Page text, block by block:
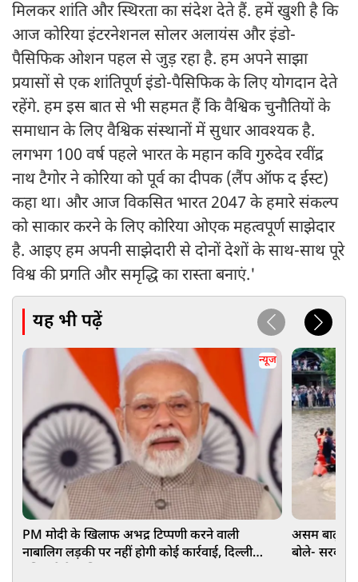
मिलकर शांति और स्थिरता का संदेश देते हैं. हमें खुशी है कि
आज कोरिया इंटरनेशनल सोलर अलायंस और इंडो-
पैसिफिक ओशन पहल से जुड़ रहा है. हम अपने साझा
प्रयासों से एक शांतिपूर्ण इंडो-पैसिफिक के लिए योगदान देते
रहेंगे. हम इस बात से भी सहमत हैं कि वैश्विक चुनौतियों के
समाधान के लिए वैश्विक संस्थानों में सुधार आवश्यक है.
लगभग 100 वर्ष पहले भारत के महान कवि गुरुदेव रवींद्र
नाथ टैगोर ने कोरिया को पूर्व का दीपक (लैंप ऑफ द ईस्ट)
कहा था। और आज विकसित भारत 2047 के हमारे संकल्प
को साकार करने के लिए कोरिया ओएक महत्वपूर्ण साझेदार
है. आइए हम अपनी साझेदारी से दोनों देशों के साथ-साथ पूरे
विश्व की प्रगति और समृद्धि का रास्ता बनाएं.'
यह भी पढ़ें
न्यूज
PM मोदी के खिलाफ अभद्र टिप्पणी करने वाली
नाबालिग लड़की पर नहीं होगी कोई कार्रवाई, दिल्ली
असम बाढ़:
बोले-